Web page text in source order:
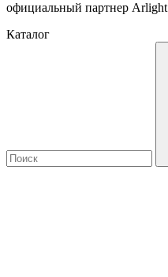
официальный партнер Arlight
Каталог